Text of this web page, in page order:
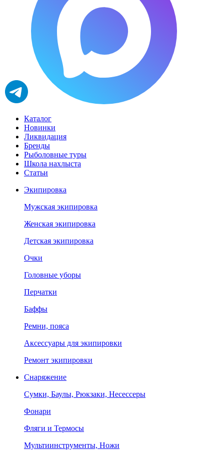
Каталог
Новинки
Ликвидация
Бренды
Рыболовные туры
Школа нахлыста
Статьи
Экипировка
Мужская экипировка
Женская экипировка
Детская экипировка
Очки
Головные уборы
Перчатки
Баффы
Ремни, пояса
Аксессуары для экипировки
Ремонт экипировки
Снаряжение
Сумки, Баулы, Рюкзаки, Несессеры
Фонари
Фляги и Термосы
Мультиинструменты, Ножи